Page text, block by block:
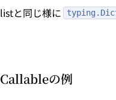
listと同じ様に
Callableの例